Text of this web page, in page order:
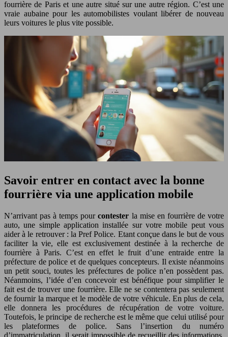
fourrière de Paris et une autre situé sur une autre région. C’est une
vraie aubaine pour les automobilistes voulant libérer de nouveau
leurs voitures le plus vite possible.
Savoir entrer en contact avec la bonne
fourrière via une application mobile
N’arrivant pas à temps pourcontester la mise en fourrière de votre
auto, une simple application installée sur votre mobile peut vous
aider à le retrouver : la Pref Police. Etant conçue dans le but de vous
faciliter la vie, elle est exclusivement destinée à la recherche de
fourrière à Paris. C’est en effet le fruit d’une entraide entre la
préfecture de police et de quelques concepteurs. Il existe néanmoins
un petit souci, toutes les préfectures de police n’en possèdent pas.
Néanmoins, l’idée d’en concevoir est bénéfique pour simplifier le
fait est de trouver une fourrière. Elle ne se contentera pas seulement
de fournir la marque et le modèle de votre véhicule. En plus de cela,
elle donnera les procédures de récupération de votre voiture.
Toutefois, le principe de recherche est le même que celui utilisé pour
les plateformes de police. Sans l’insertion du numéro